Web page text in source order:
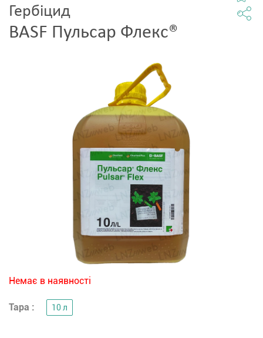
Гербіцид
BASF Пульсар Флекс®
Немає в наявності
Тара : 10 л